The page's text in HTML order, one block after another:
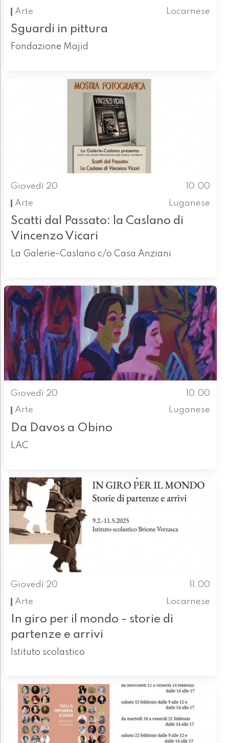
Arte
Locarnese
Sguardi in pittura
Fondazione Majid
Giovedì 20
10.00
Arte
Luganese
Scatti dal Passato: la Caslano di
Vincenzo Vicari
La Galerie-Caslano c/o Casa Anziani
Giovedì 20
10.00
Arte
Luganese
Da Davos a Obino
LAC
Giovedì 20
11.00
Arte
Locarnese
In giro per il mondo - storie di
partenze e arrivi
Istituto scolastico